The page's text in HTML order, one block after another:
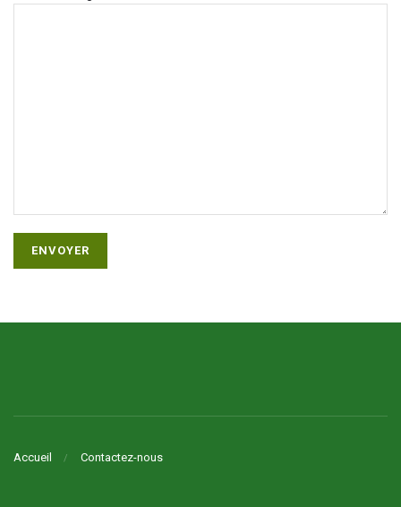
Accueil Contactez-nous